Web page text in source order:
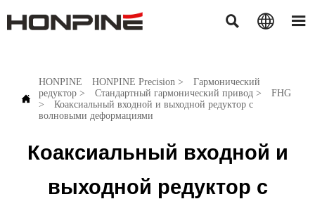
  

HONPINE HONPINE Precision >
Гармонический
редуктор> Стандартный гармонический привод>
FHG
>
Коаксиальный входной и выходной редуктор с
волновыми деформациями
Коаксиальный входной и
выходной редуктор с